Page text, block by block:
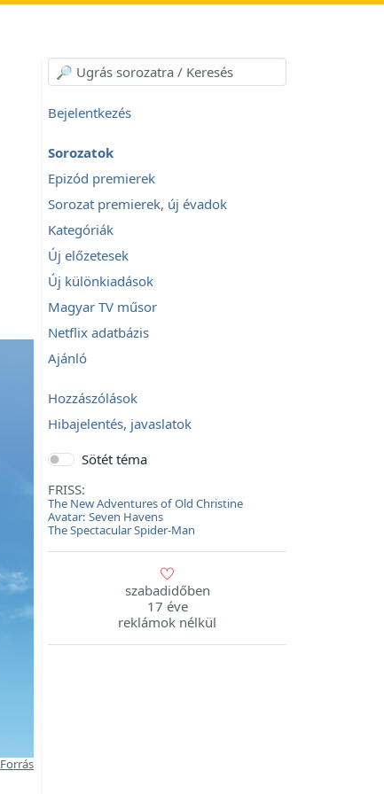
Forrás
Bejelentkezés
Sorozatok
Epizód premierek
Sorozat premierek, új évadok
Kategóriák
Új előzetesek
Új különkiadások
Magyar TV műsor
Netflix adatbázis
Ajánló
Hozzászólások
Hibajelentés, javaslatok
Sötét téma
FRISS:
The New Adventures of Old Christine
Avatar: Seven Havens
The Spectacular Spider-Man
szabadidőben
17 éve
reklámok nélkül